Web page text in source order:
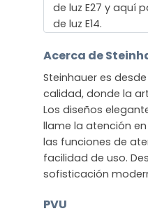
de luz E27 y aquí
de luz E14.
Acerca de
Steinhauer es
calidad, donde la
Los diseños
llame la atención
las funciones de
facilidad de uso.
sofisticación
PVU